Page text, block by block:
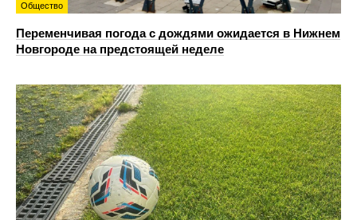
Общество
Переменчивая погода с дождями ожидается в Нижнем
Новгороде на предстоящей неделе